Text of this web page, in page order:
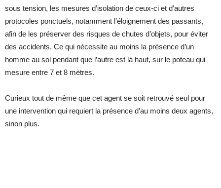
sous tension, les mesures d’isolation de ceux-ci et d’autres
protocoles ponctuels, notamment l’éloignement des passants,
afin de les préserver des risques de chutes d’objets, pour éviter
des accidents. Ce qui nécessite au moins la présence d’un
homme au sol pendant que l’autre est là haut, sur le poteau qui
mesure entre 7 et 8 mètres.
Curieux tout de même que cet agent se soit retrouvé seul pour
une intervention qui requiert la présence d’au moins deux agents,
sinon plus.